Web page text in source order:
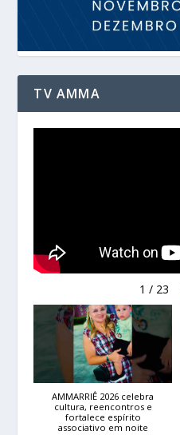
TV AMMA
1 / 23
AMMARRIÊ 2026 celebra
cultura, reencontros e
fortalece espírito
associativo em noite